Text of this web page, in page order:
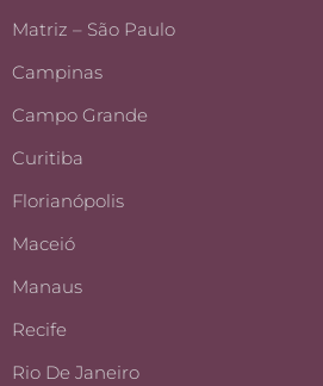
Matriz – São Paulo
Campinas
Campo Grande
Curitiba
Florianópolis
Maceió
Manaus
Recife
Rio De Janeiro